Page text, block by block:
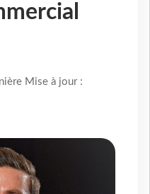
Mise à jour :